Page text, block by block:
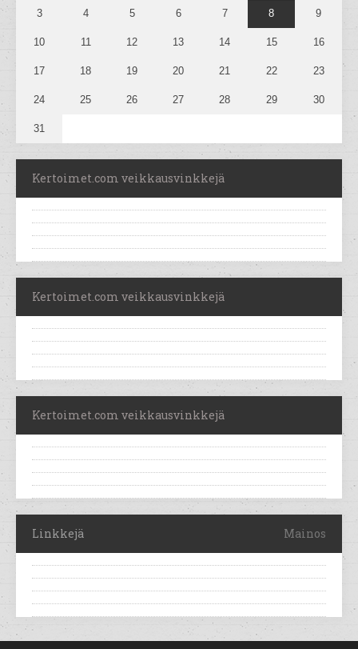
3 4 5 6 7 8 9
10 11 12 13 14 15 16
17 18 19 20 21 22 23
24 25 26 27 28 29 30
31
Kertoimet.com veikkausvinkkejä
Kertoimet.com veikkausvinkkejä
Kertoimet.com veikkausvinkkejä
Linkkejä Mainos